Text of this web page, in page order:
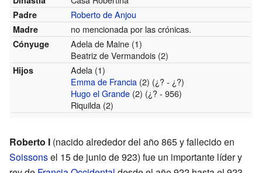
Padre Roberto de Anjou
Madre no mencionada por las crónicas.
Cónyuge
Adela de Maine (1)
Beatriz de Vermandois (2)
Hijos
Adela (1)
Emma de Francia (2) (¿? - ¿?)
Hugo el Grande (2) (¿? - 956)
Riquilda (2)
Roberto I (nacido alrededor del año 865 y fallecido en
Soissonsel 15 de junio de 923) fue un importante líder y